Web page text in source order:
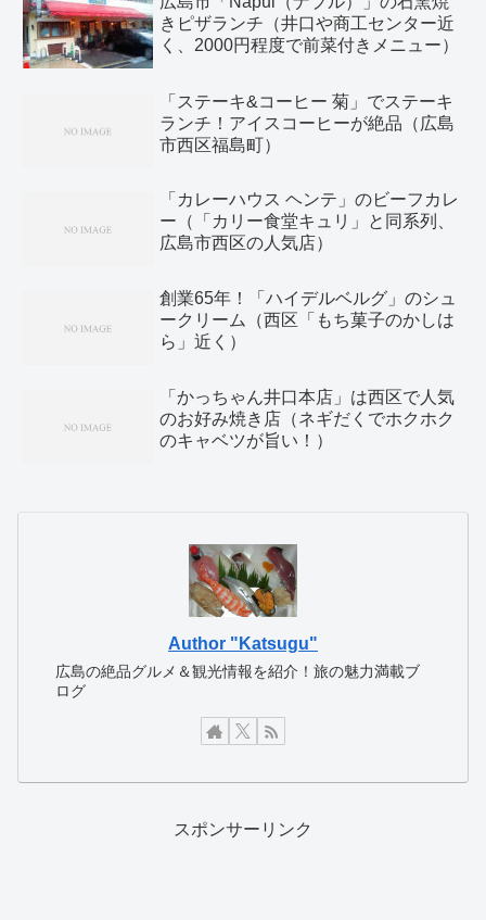
きピザランチ（井口や商工センター近
く、2000円程度で前菜付きメニュー）
「ステーキ&コーヒー 菊」でステーキ
ランチ！アイスコーヒーが絶品（広島
市西区福島町）
「カレーハウス ヘンテ」のビーフカレ
ー（「カリー食堂キュリ」と同系列、
広島市西区の人気店）
創業65年！「ハイデルベルグ」のシュ
ークリーム（西区「もち菓子のかしは
ら」近く）
「かっちゃん井口本店」は西区で人気
のお好み焼き店（ネギだくでホクホク
のキャベツが旨い！）
Author "Katsugu"
広島の絶品グルメ＆観光情報を紹介！旅の魅力満載ブ
ログ
スポンサーリンク